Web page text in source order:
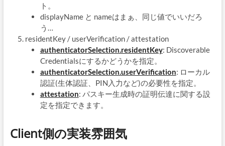
ト。
displayName と nameはまぁ、同じ値でいいだろ
う…
residentKey / userVerification / attestation
authenticatorSelection.residentKey: Discoverable
Credentialsにするかどうかを指定。
authenticatorSelection.userVerification: ローカル
認証(生体認証、PIN入力など)の必要性を指定。
attestation: パスキー生成時の証明伝達に関する設
定を指定できます。
Client側の実装雰囲気